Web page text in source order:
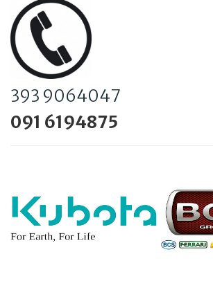
393 9064047
091 6194875